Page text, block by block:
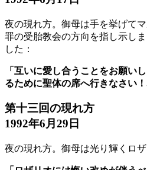
夜の現れ方。御母は手を挙げて
罪の受胎教会の方向を指し示し
した：
「互いに愛し合うことをお願い
るために聖体の席へ行きなさい
第十三回の現れ方
1992年6月29日
夜の現れ方。御母は光り輝くロ